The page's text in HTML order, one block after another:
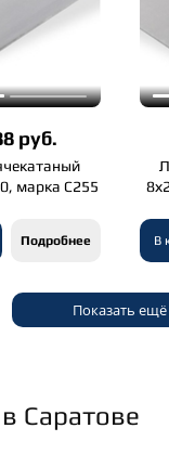
руб.
марка С255
Подробнее В
Показать ещё
Саратове